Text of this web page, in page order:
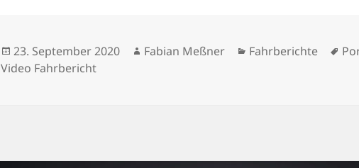
Veröffentlicht
am
23. September 2020 Autor
Fabian Meßner Kategorien
Fahrberichte
Video Fahrbericht